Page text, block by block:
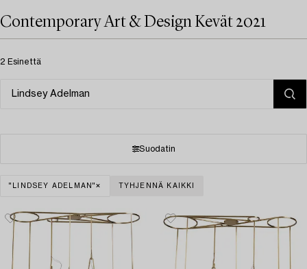
Contemporary Art & Design Kevät 2021
2 Esinettä
Suodatin
"LINDSEY ADELMAN" TYHJENNÄ KAIKKI